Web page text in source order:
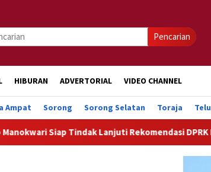
Pencarian
HIBURAN ADVERTORIAL VIDEO CHANNEL
Ampat Sorong Sorong Selatan Toraja
Lanjuti Rekomendasi DPRK Demi Percepatan